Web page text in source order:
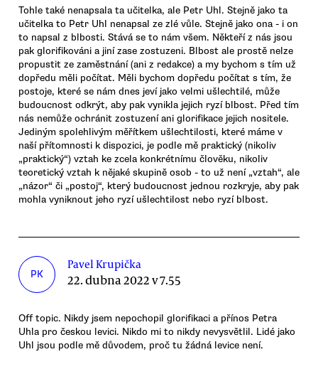
Tohle také nenapsala ta učitelka, ale Petr Uhl. Stejně jako ta
učitelka to Petr Uhl nenapsal ze zlé vůle. Stejně jako ona - i on
to napsal z blbosti. Stává se to nám všem. Někteří z nás jsou
pak glorifikováni a jiní zase zostuzeni. Blbost ale prostě nelze
propustit ze zaměstnání (ani z redakce) a my bychom s tím už
dopředu měli počítat. Měli bychom dopředu počítat s tím, že
postoje, které se nám dnes jeví jako velmi ušlechtilé, může
budoucnost odkrýt, aby pak vynikla jejich ryzí blbost. Před tím
nás nemůže ochránit zostuzení ani glorifikace jejich nositele.
Jediným spolehlivým měřítkem ušlechtilosti, které máme v
naší přítomnosti k dispozici, je podle mě praktický (nikoliv
„praktický“) vztah ke zcela konkrétnímu člověku, nikoliv
teoretický vztah k nějaké skupině osob - to už není „vztah“, ale
„názor“ či „postoj“, který budoucnost jednou rozkryje, aby pak
mohla vyniknout jeho ryzí ušlechtilost nebo ryzí blbost.
PK
Pavel Krupička
22. dubna 2022 v 7.55
Off topic. Nikdy jsem nepochopil glorifikaci a přínos Petra
Uhla pro českou levici. Nikdo mi to nikdy nevysvětlil. Lidé jako
Uhl jsou podle mě důvodem, proč tu žádná levice není.